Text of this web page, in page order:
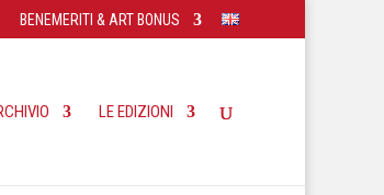
BENEMERITI & ART BONUS
LE EDIZIONI